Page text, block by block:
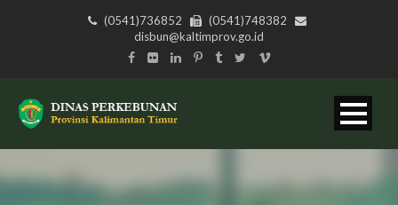
(0541)736852
(0541)748382
disbun@kaltimprov.go.id